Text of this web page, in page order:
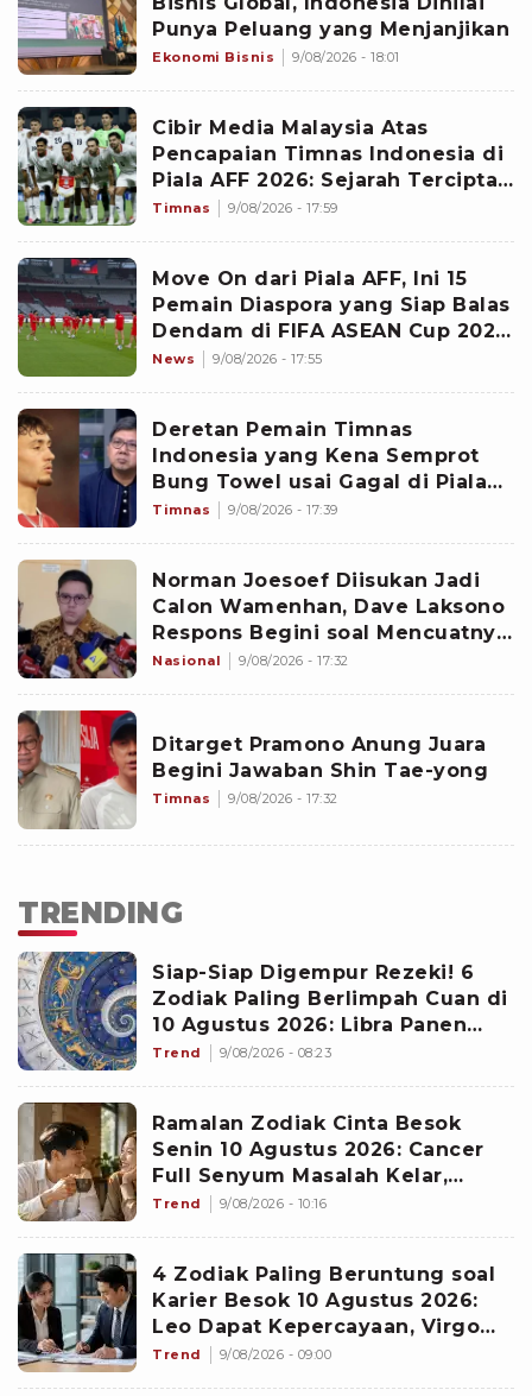
Punya Peluang yang Menjanjikan
Ekonomi Bisnis 9/08/2026 - 18:01
Cibir Media Malaysia Atas
Pencapaian Timnas Indonesia di
Piala AFF 2026: Sejarah Tercipta
dengan Gagal Juara 30 Tahun
Timnas 9/08/2026 - 17:59
Move On dari Piala AFF, Ini 15
Pemain Diaspora yang Siap Balas
Dendam di FIFA ASEAN Cup 2026:
Timnas Indonesia Skuad Mewah
News 9/08/2026 - 17:55
Deretan Pemain Timnas
Indonesia yang Kena Semprot
Bung Towel usai Gagal di Piala
AFF 2026
Timnas 9/08/2026 - 17:39
Norman Joesoef Diisukan Jadi
Calon Wamenhan, Dave Laksono
Respons Begini soal Mencuatnya
Nama CEO Republikorp
Nasional 9/08/2026 - 17:32
Ditarget Pramono Anung Juara
Begini Jawaban Shin Tae-yong
Timnas 9/08/2026 - 17:32
TRENDING
Siap-Siap Digempur Rezeki! 6
Zodiak Paling Berlimpah Cuan di
10 Agustus 2026: Libra Panen
Proyek Emas
Trend 9/08/2026 - 08:23
Ramalan Zodiak Cinta Besok
Senin 10 Agustus 2026: Cancer
Full Senyum Masalah Kelar,
Scorpio Awas Terprovokasi
Trend 9/08/2026 - 10:16
4 Zodiak Paling Beruntung soal
Karier Besok 10 Agustus 2026:
Leo Dapat Kepercayaan, Virgo
Makin Diperhitungkan
Trend 9/08/2026 - 09:00